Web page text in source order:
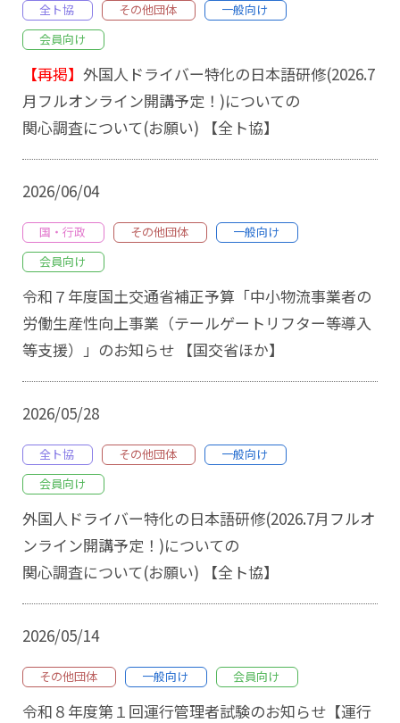
全ト協 その他団体
一般向け
会員向け
【再掲】 外国人ドライバー特化の日本語研修(2026.7
月フルオンライン開講予定！)についての
関心調査について(お願い) 【全ト協】
2026/06/04
国・行政 その他団体
一般向け
会員向け
令和７年度国土交通省補正予算「中小物流事業者の
労働生産性向上事業（テールゲートリフター等導入
等支援）」のお知らせ 【国交省ほか】
2026/05/28
全ト協 その他団体
一般向け
会員向け
外国人ドライバー特化の日本語研修(2026.7月フルオ
ンライン開講予定！)についての
関心調査について(お願い) 【全ト協】
2026/05/14
その他団体 一般向け 会員向け
令和８年度第１回運行管理者試験のお知らせ【運行